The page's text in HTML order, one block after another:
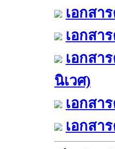
เอกสา
เอกสา
เอกสา
นิเวศ)
เอกสา
เอกสา